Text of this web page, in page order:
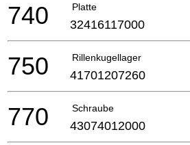
Platte
740 32416117000
Rillenkugellager
750 41701207260
Schraube
770 43074012000